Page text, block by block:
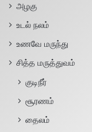
அழகு
உடல் நலம்
உணவே மருந்து
சித்த மருத்துவம்
குடிநீர்
சூரணம்
தைலம்